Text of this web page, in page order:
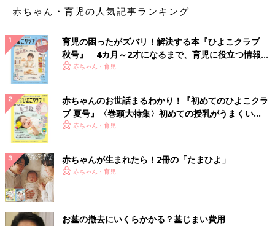
赤ちゃん・育児の人気記事ランキング
育児の困ったがズバリ！解決する本『ひよこクラブ
秋号』 4カ月～2才になるまで、育児に役立つ情報が
いっぱい！
赤ちゃん・育児
赤ちゃんのお世話まるわかり！『初めてのひよこクラ
ブ 夏号』〈巻頭大特集〉初めての授乳がうまくい
く！ おっぱい・ミルクの基本と夏のトラブル 解決テ
赤ちゃん・育児
赤ちゃんが生まれたら！2冊の「たまひよ」
赤ちゃん・育児
お墓の撤去にいくらかかる？墓じまい費用